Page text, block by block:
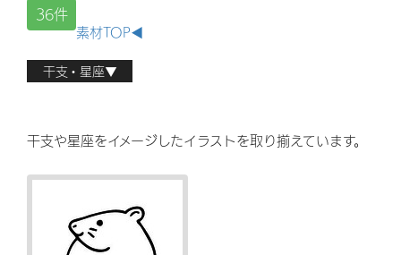
36件
素材TOP◀
干支・星座▼
干支・星座（AIファイル）
干支や星座をイメージしたイラストを取り揃えています。